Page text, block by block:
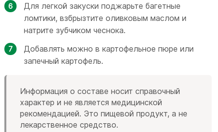
Для легкой закуски поджарьте багетные
ломтики, взбрызтите оливковым маслом и
натрите зубчиком чеснока.
Добавлять можно в картофельное пюре или
запечный картофель.
Информация о составе носит справочный
характер и не является медицинской
рекомендацией. Это пищевой продукт, а не
лекарственное средство.